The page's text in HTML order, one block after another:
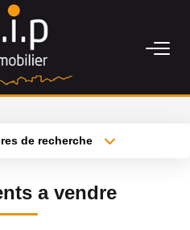
de recherche
a vendre